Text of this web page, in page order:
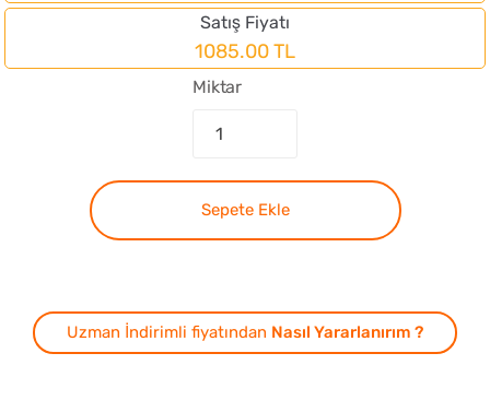
Satış Fiyatı
1085.00 TL
Miktar
Sepete Ekle
Uzman İndirimli fiyatından Nasıl Yararlanırım ?